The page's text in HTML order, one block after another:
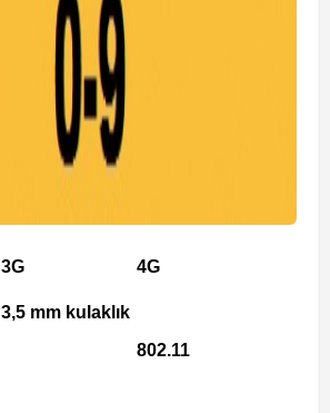
3G 4G
3,5 mm kulaklık
802.11